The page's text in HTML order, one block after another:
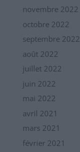
novembre 2022
octobre 2022
septembre 2022
août 2022
juillet 2022
juin 2022
mai 2022
avril 2021
mars 2021
février 2021